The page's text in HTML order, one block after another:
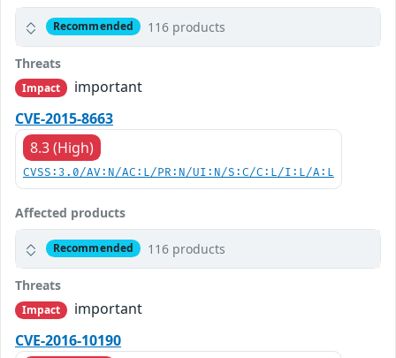
Recommended 116 products
Threats
Impact
important
CVE-2015-8663
8.3 (High)
CVSS:3.0/AV:N/AC:L/PR:N/UI:N/S:C/C:L/I:L/A:L
Affected products
Recommended 116 products
Threats
Impact
important
CVE-2016-10190